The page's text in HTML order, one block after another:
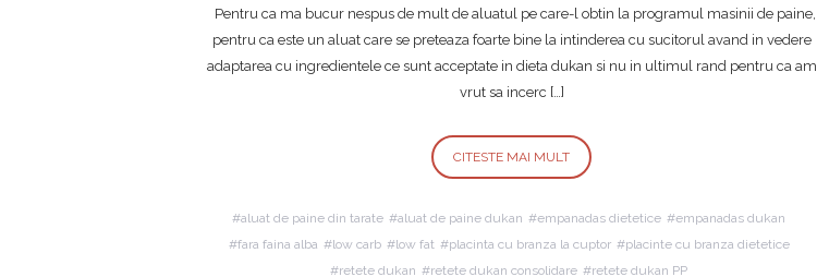
Pentru ca ma bucur nespus de mult de aluatul pe care-l obtin la programul masinii de paine,
pentru ca este un aluat care se preteaza foarte bine la intinderea cu sucitorul avand in vedere
adaptarea cu ingredientele ce sunt acceptate in dieta dukan si nu in ultimul rand pentru ca am
vrut sa incerc […]
CITESTE MAI MULT
aluat de paine din tarate aluat de paine dukan empanadas dietetice
empanadas dukan
fara faina alba
low carb low fat placinta cu branza la cuptor
placinte cu branza dietetice
retete dukan
retete dukan consolidare retete dukan PP